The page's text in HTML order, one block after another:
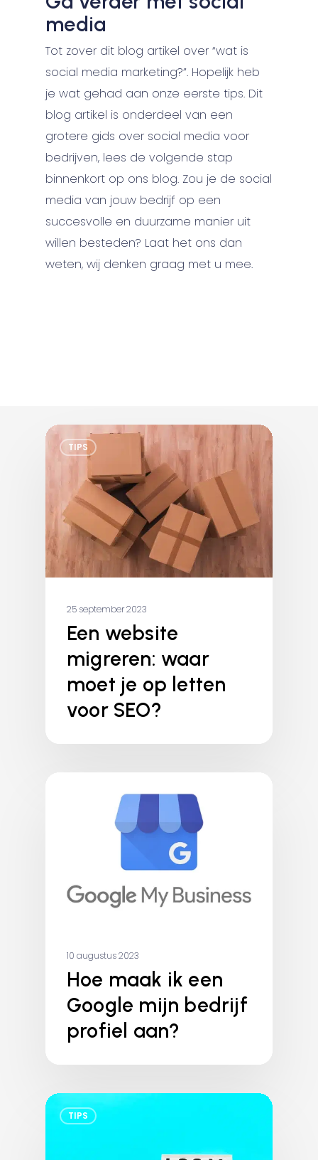
media
Tot zover dit blog artikel over “wat is
social media marketing?”. Hopelijk heb
je wat gehad aan onze eerste tips. Dit
blog artikel is onderdeel van een
grotere gids over social media voor
bedrijven, lees de volgende stap
binnenkort op ons blog. Zou je de social
media van jouw bedrijf op een
succesvolle en duurzame manier uit
willen besteden? Laat het ons dan
weten, wij denken graag met u mee.
TIPS
25 september 2023
Een website
migreren: waar
moet je op letten
voor SEO?
10 augustus 2023
Hoe maak ik een
Google mijn bedrijf
profiel aan?
TIPS